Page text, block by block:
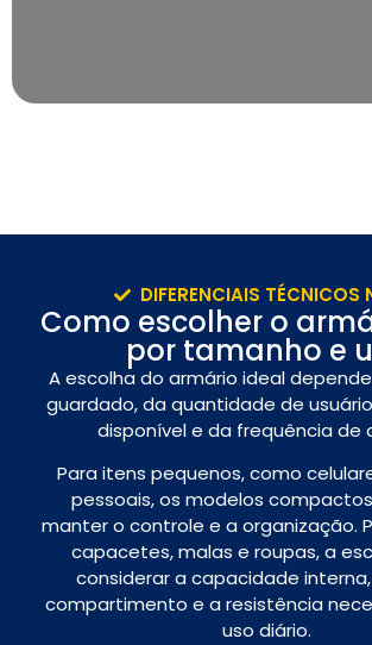
DIFERENCIAIS TÉCNICOS
Como escolher o
por tamanho e
A escolha do armário ideal
guardado, da quantidade de
disponível e da frequência de
Para itens pequenos, como
pessoais, os modelos
manter o controle e a organização.
capacetes, malas e roupas, a
considerar a capacidade
compartimento e a resistência
uso diário.